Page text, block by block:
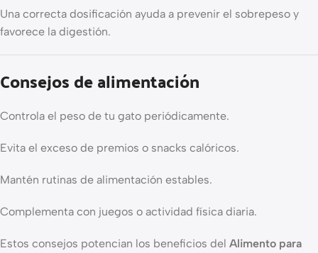
Una correcta dosificación ayuda a prevenir el sobrepeso y
favorece la digestión.
Consejos de alimentación
Controla el peso de tu gato periódicamente.
Evita el exceso de premios o snacks calóricos.
Mantén rutinas de alimentación estables.
Complementa con juegos o actividad física diaria.
Estos consejos potencian los beneficios del Alimento para